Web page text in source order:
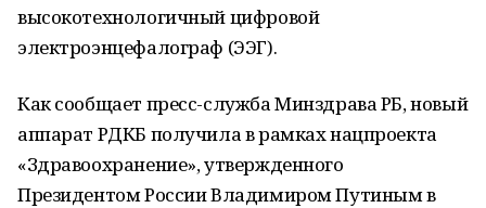
высокотехнологичный цифровой
электроэнцефалограф (ЭЭГ).
Как сообщает пресс-служба Минздрава РБ, новый
аппарат РДКБ получила в рамках нацпроекта
«Здравоохранение», утвержденного
Президентом России Владимиром Путиным в